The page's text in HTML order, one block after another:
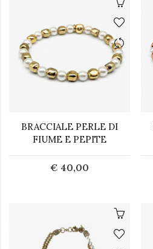
BRACCIALE PERLE DI
FIUME E PEPITE
€ 40,00